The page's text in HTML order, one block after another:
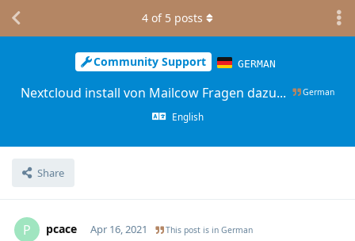
Community Support GERMAN
Nextcloud install von Mailcow Fragen dazu... German
English
Share
4 of 5 posts
P pcace Apr 16, 2021 This post is in German